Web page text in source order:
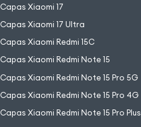
Capas Xiaomi 17
Capas Xiaomi 17 Ultra
Capas Xiaomi Redmi 15C
Capas Xiaomi Redmi Note 15
Capas Xiaomi Redmi Note 15 Pro 5G
Capas Xiaomi Redmi Note 15 Pro 4G
Capas Xiaomi Redmi Note 15 Pro Plus